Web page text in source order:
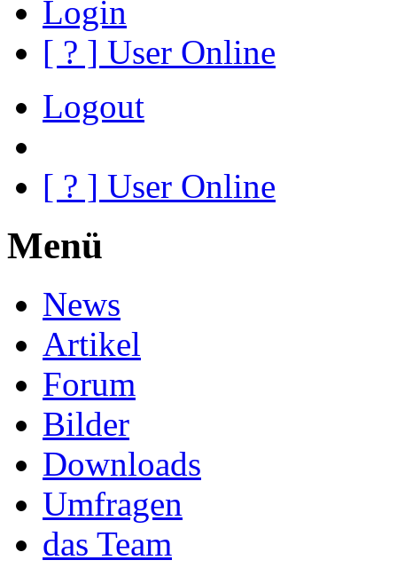
Login
[ ? ] User Online
Logout
[ ? ] User Online
Menü
News
Artikel
Forum
Bilder
Downloads
Umfragen
das Team